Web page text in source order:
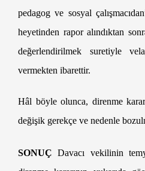
pedagog ve sosyal
heyetinden rapor alındıktan
değerlendirilmek suretiyle
vermekten ibarettir.
Hâl böyle olunca, direnme
değişik gerekçe ve nedenle
SONUÇDavacı vekilinin